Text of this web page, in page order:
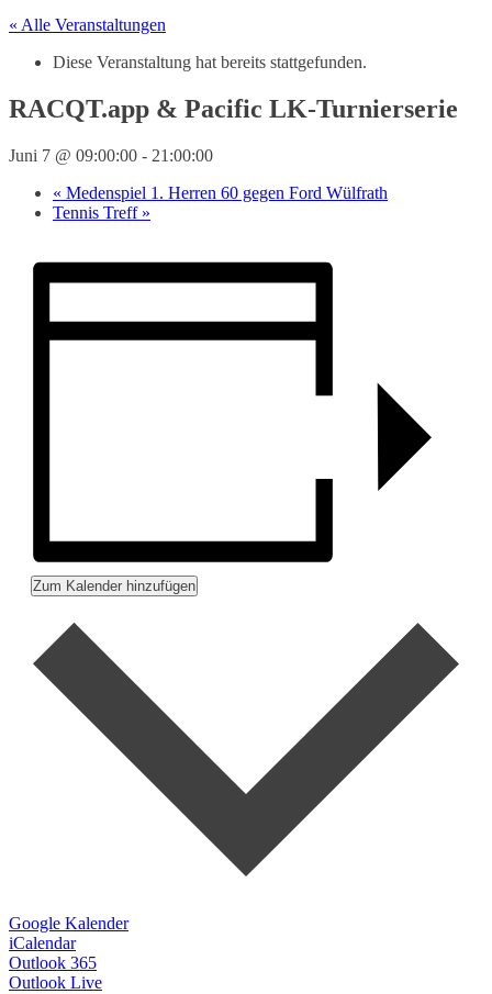
« Alle Veranstaltungen
Diese Veranstaltung hat bereits stattgefunden.
RACQT.app & Pacific LK-Turnierserie
Juni 7 @ 09:00:00 - 21:00:00
« Medenspiel 1. Herren 60 gegen Ford Wülfrath
Tennis Treff »
Zum Kalender hinzufügen
Google Kalender
iCalendar
Outlook 365
Outlook Live